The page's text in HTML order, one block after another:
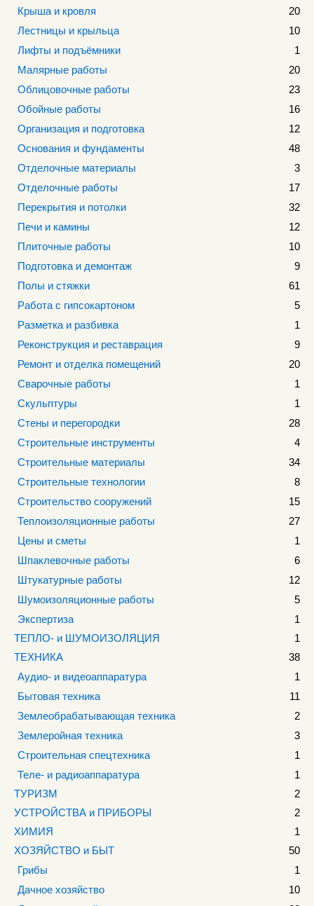
Крыша и кровля
20
Лестницы и крыльца
10
Лифты и подъёмники
1
Малярные работы
20
Облицовочные работы
23
Обойные работы
16
Организация и подготовка
12
Основания и фундаменты
48
Отделочные материалы
3
Отделочные работы
17
Перекрытия и потолки
32
Печи и камины
12
Плиточные работы
10
Подготовка и демонтаж
9
Полы и стяжки
61
Работа с гипсокартоном
5
Разметка и разбивка
1
Реконструкция и реставрация
9
Ремонт и отделка помещений
20
Сварочные работы
1
Скульптуры
1
Стены и перегородки
28
Строительные инструменты
4
Строительные материалы
34
Строительные технологии
8
Строительство сооружений
15
Теплоизоляционные работы
27
Цены и сметы
1
Шпаклевочные работы
6
Штукатурные работы
12
Шумоизоляционные работы
5
Экспертиза
1
ТЕПЛО- и ШУМОИЗОЛЯЦИЯ
1
ТЕХНИКА
38
Аудио- и видеоаппаратура
1
Бытовая техника
11
Землеобрабатывающая техника
2
Землеройная техника
3
Строительная спецтехника
1
Теле- и радиоаппаратура
1
ТУРИЗМ
2
УСТРОЙСТВА и ПРИБОРЫ
2
ХИМИЯ
1
ХОЗЯЙСТВО и БЫТ
50
Грибы
1
Дачное хозяйство
10